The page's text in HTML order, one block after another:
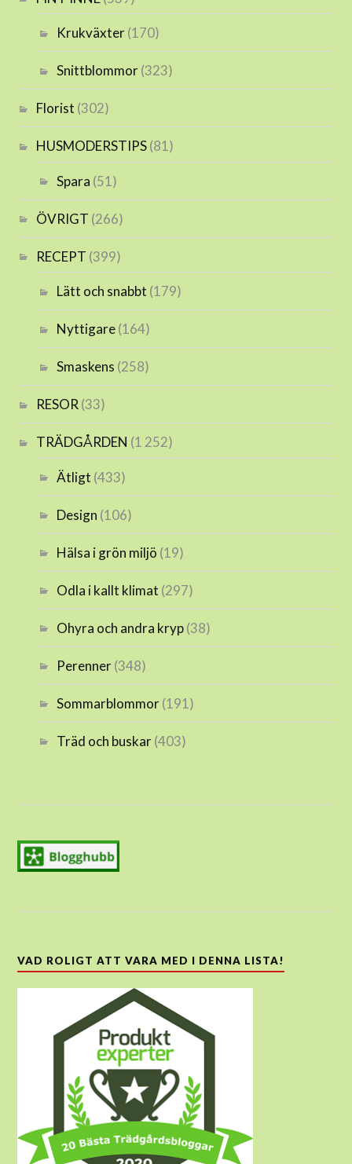
Krukväxter(170)
Snittblommor(323)
Florist (302)
HUSMODERSTIPS(81)
Spara (51)
ÖVRIGT (266)
RECEPT (399)
Lätt och snabbt (179)
Nyttigare(164)
Smaskens (258)
RESOR (33)
TRÄDGÅRDEN (1 252)
Ätligt (433)
Design (106)
Hälsa i grön miljö (19)
Odla i kallt klimat (297)
Ohyra och andra kryp(38)
Perenner(348)
Sommarblommor(191)
Träd och buskar(403)
VAD ROLIGT ATT VARA MED I DENNA LISTA!